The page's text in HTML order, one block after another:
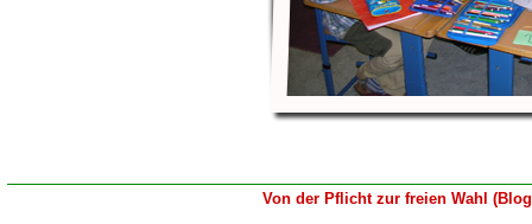
Von der Pflicht zur freien Wahl